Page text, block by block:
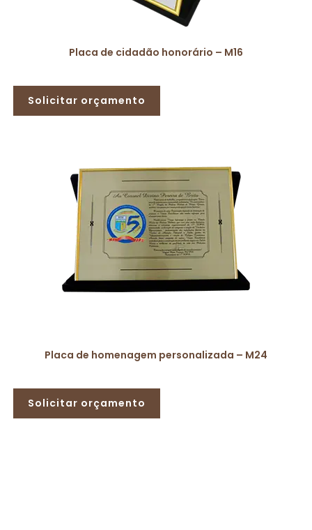
Placa de cidadão honorário – M16
Solicitar orçamento
Placa de homenagem personalizada – M24
Solicitar orçamento